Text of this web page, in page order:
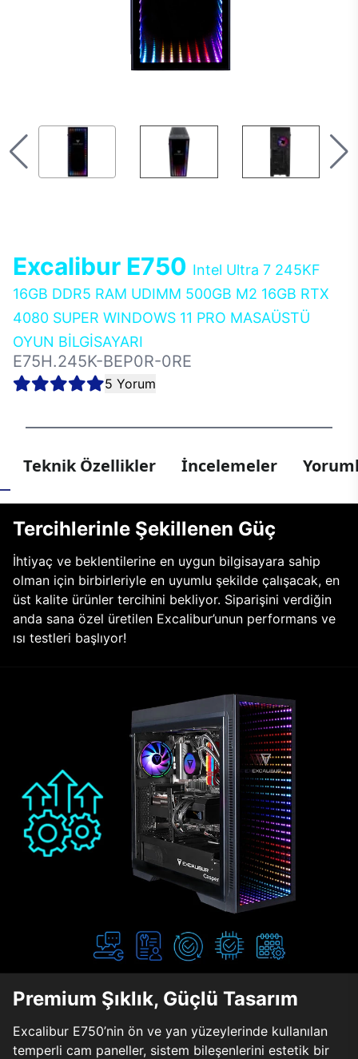
Excalibur E750 Intel Ultra 7 245KF
16GB DDR5 RAM UDIMM 500GB M2 16GB RTX
4080 SUPER WINDOWS 11 PRO MASAÜSTÜ
OYUN BİLGİSAYARI
E75H.245K-BEP0R-0RE
5 Yorum
Teknik Özellikler İncelemeler
Tercihlerinle Şekillenen Güç
İhtiyaç ve beklentilerine en uygun bilgisayara sahip
olman için birbirleriyle en uyumlu şekilde çalışacak, en
üst kalite ürünler tercihini bekliyor. Siparişini verdiğin
anda sana özel üretilen Excalibur’unun performans ve
ısı testleri başlıyor!
Premium Şıklık, Güçlü Tasarım
Excalibur E750’nin ön ve yan yüzeylerinde kullanılan
temperli cam paneller, sistem bileşenlerini estetik bir